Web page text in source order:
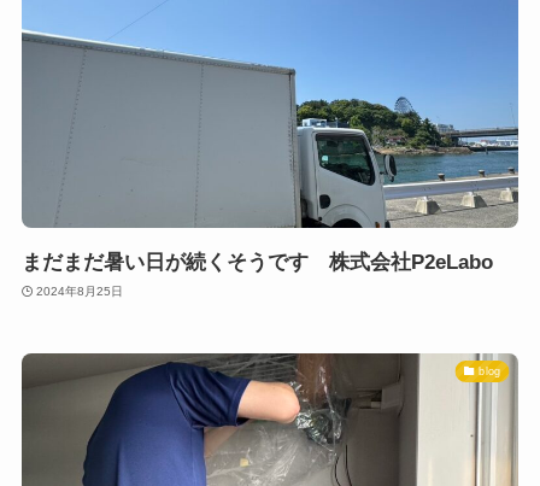
まだまだ暑い日が続くそうです 株式会社P2eLabo
2024年8月25日
blog